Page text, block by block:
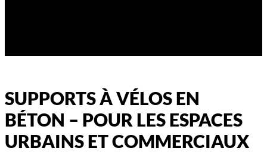
SUPPORTS À VÉLOS EN
BÉTON – POUR LES ESPACES
URBAINS ET COMMERCIAUX